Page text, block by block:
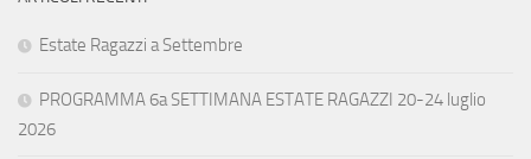
Estate Ragazzi a Settembre
PROGRAMMA 6a SETTIMANA ESTATE RAGAZZI 20-24 luglio
2026